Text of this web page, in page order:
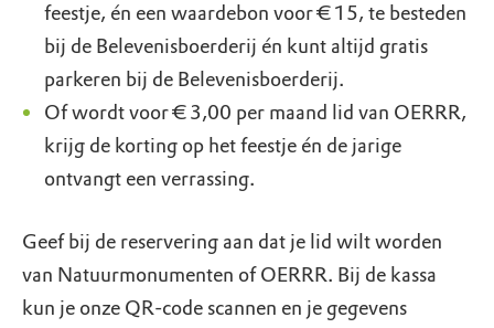
feestje, én een waardebon voor € 15, te besteden
bij de Belevenisboerderij én kunt altijd gratis
parkeren bij de Belevenisboerderij.
Of wordt voor € 3,00 per maand lid van OERRR,
krijg de korting op het feestje én de jarige
ontvangt een verrassing.
Geef bij de reservering aan dat je lid wilt worden
van Natuurmonumenten of OERRR. Bij de kassa
kun je onze QR-code scannen en je gegevens